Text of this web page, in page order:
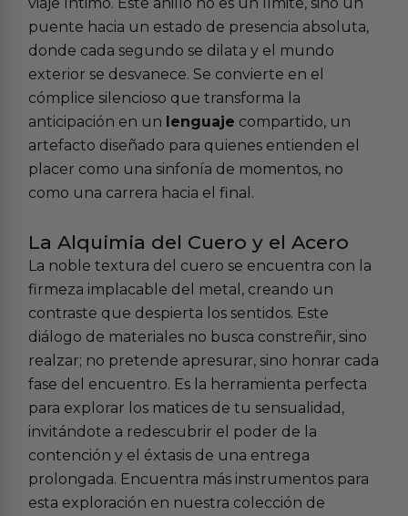
puente hacia un estado de presencia absoluta,
donde cada segundo se dilata y el mundo
exterior se desvanece. Se convierte en el
cómplice silencioso que transforma la
anticipación en un lenguaje compartido, un
artefacto diseñado para quienes entienden el
placer como una sinfonía de momentos, no
como una carrera hacia el final.
La Alquimia del Cuero y el Acero
La noble textura del cuero se encuentra con la
firmeza implacable del metal, creando un
contraste que despierta los sentidos. Este
diálogo de materiales no busca constreñir, sino
realzar; no pretende apresurar, sino honrar cada
fase del encuentro. Es la herramienta perfecta
para explorar los matices de tu sensualidad,
invitándote a redescubrir el poder de la
contención y el éxtasis de una entrega
prolongada. Encuentra más instrumentos para
esta exploración en nuestra colección de